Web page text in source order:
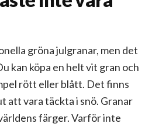
gröna julgranar, men det
kan köpa en helt vit gran och
rött eller blått. Det finns
att vara täckta i snö. Granar
färger. Varför inte